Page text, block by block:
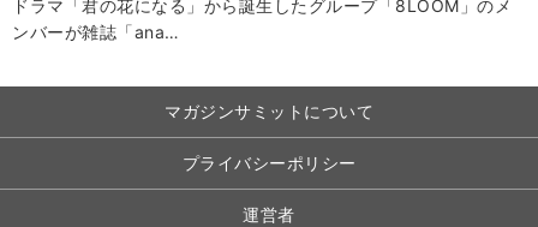
ドラマ「君の花になる」から誕生したグループ「8LOOM」のメ
ンバーが雑誌「ana…
マガジンサミットについて
プライバシーポリシー
運営者